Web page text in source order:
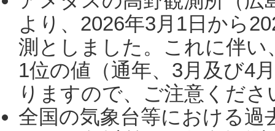
より、2026年3月1日から
測としました。これに伴い
1位の値（通年、3月及び4
りますので、ご注意くだ
全国の気象台等における過